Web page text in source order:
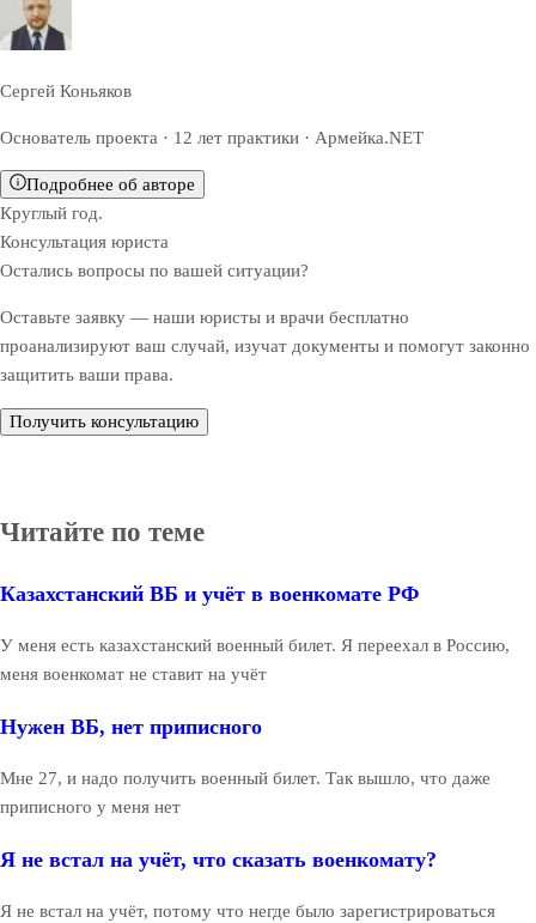
Сергей Коньяков
Основатель проекта · 12 лет практики · Армейка.NET
Подробнее об авторе
Круглый год.
Консультация юриста
Остались вопросы по вашей ситуации?
Оставьте заявку — наши юристы и врачи бесплатно
проанализируют ваш случай, изучат документы и помогут законно
защитить ваши права.
Получить консультацию
Читайте по теме
Казахстанский ВБ и учёт в военкомате РФ
У меня есть казахстанский военный билет. Я переехал в Россию,
меня военкомат не ставит на учёт
Нужен ВБ, нет приписного
Мне 27, и надо получить военный билет. Так вышло, что даже
приписного у меня нет
Я не встал на учёт, что сказать военкомату?
Я не встал на учёт, потому что негде было зарегистрироваться